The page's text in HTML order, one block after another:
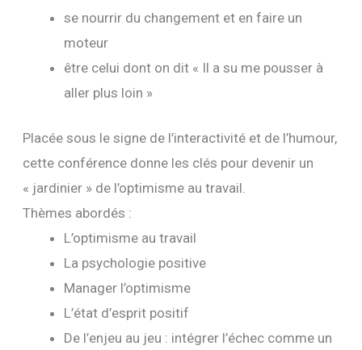
se nourrir du changement et en faire un
moteur
être celui dont on dit « Il a su me pousser à
aller plus loin »
Placée sous le signe de l’interactivité et de l’humour,
cette conférence donne les clés pour devenir un
« jardinier » de l’optimisme au travail.
Thèmes abordés :
L’optimisme au travail
La psychologie positive
Manager l’optimisme
L’état d’esprit positif
De l’enjeu au jeu : intégrer l’échec comme un